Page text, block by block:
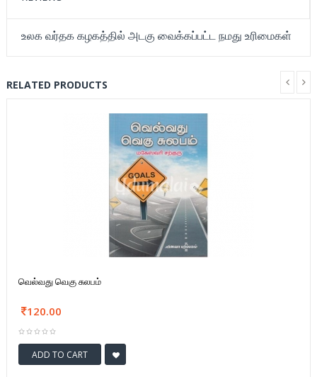
உலக வர்தக கழகத்தில் அடகு வைக்கப்பட்ட நமது உரிமைகள்
RELATED PRODUCTS
வெல்வது வெகு சுலபம்
120.00
ADD TO CART